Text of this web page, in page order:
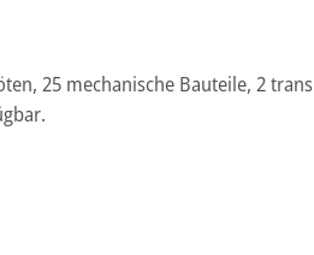
25 mechanische Bauteile, 2